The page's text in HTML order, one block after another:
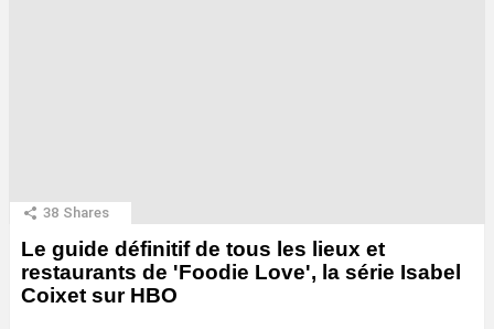
38 Shares
Le guide définitif de tous les lieux et
restaurants de 'Foodie Love', la série Isabel
Coixet sur HBO